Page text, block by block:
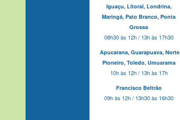
Iguaçu, Litoral, Londrina,
Maringá, Pato Branco, Ponta
Grossa
08h30 às 12h / 13h às 17h30
Apucarana, Guarapuava, Norte
Pioneiro, Toledo, Umuarama
10h às 12h / 13h às 17h
Francisco Beltrão
09h às 12h / 13h30 às 16h30